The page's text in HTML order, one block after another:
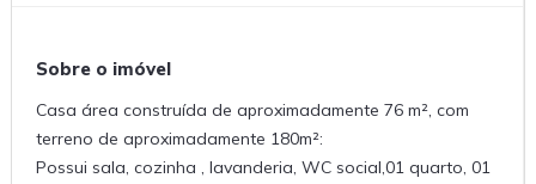
Sobre o imóvel
Casa área construída de aproximadamente 76 m², com
terreno de aproximadamente 180m²:
Possui sala, cozinha , lavanderia, WC social,01 quarto, 01